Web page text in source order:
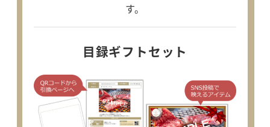
す。
目録ギフトセット